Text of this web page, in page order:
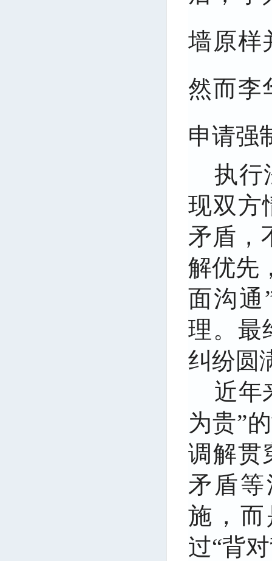
墙原样
然而李
申请强
执行
现双方
矛盾，
解优先
面沟通
理。最
纠纷圆
近年
为贵”
调解贯
矛盾
施，
过“背